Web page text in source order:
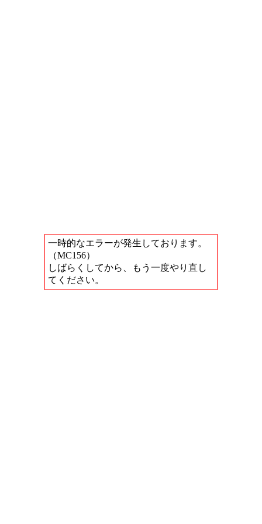
一時的なエラーが発生しております。
（MC156）
しばらくしてから、もう一度やり直し
てください。